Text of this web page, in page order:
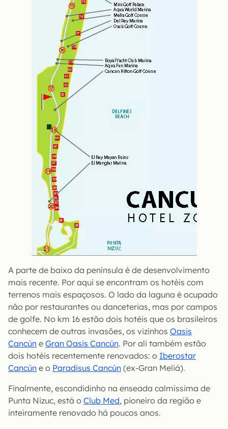
A parte de baixo da península é de desenvolvimento
mais recente. Por aqui se encontram os hotéis com
terrenos mais espaçosos. O lado da laguna é ocupado
não por restaurantes ou danceterias, mas por campos
de golfe. No km 16 estão dois hotéis que os brasileiros
conhecem de outras invasões, os vizinhos Oasis
Cancún e Gran Oasis Cancún. Por ali também estão
dois hotéis recentemente renovados: o Iberostar
Cancún e o Paradisus Cancún (ex-Gran Meliá).
Finalmente, escondidinho na enseada calmíssima de
Punta Nizuc, está o Club Med, pioneiro da região e
inteiramente renovado há poucos anos.